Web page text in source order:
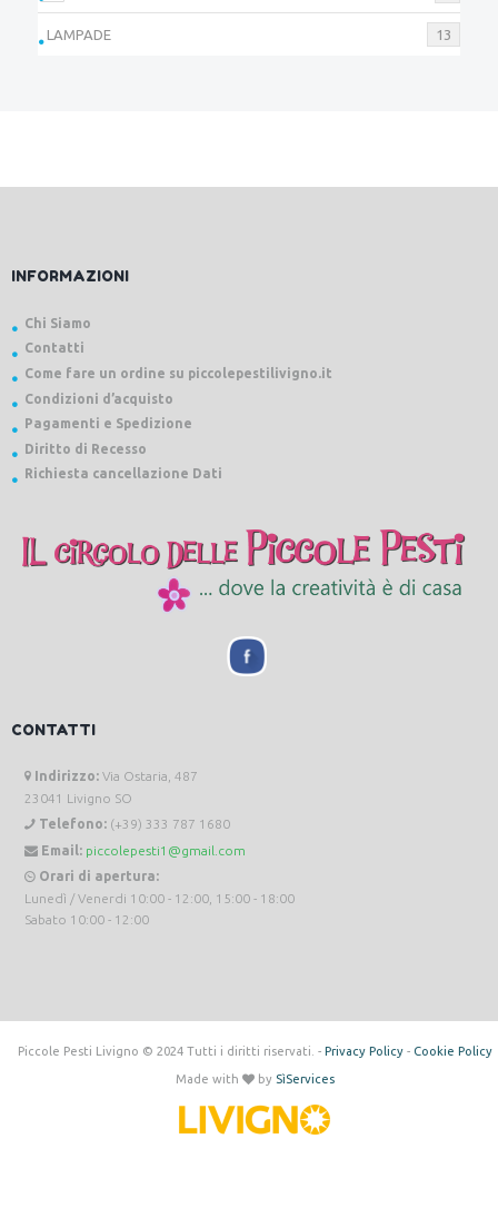
LAMPADE 13
INFORMAZIONI
Chi Siamo
Contatti
Come fare un ordine su piccolepestilivigno.it
Condizioni d’acquisto
Pagamenti e Spedizione
Diritto di Recesso
Richiesta cancellazione Dati
CONTATTI
Indirizzo: Via Ostaria, 487
23041 Livigno SO
Telefono: (+39) 333 787 1680
Email: piccolepesti1@gmail.com
Orari di apertura:
Lunedì / Venerdi 10:00 - 12:00, 15:00 - 18:00
Sabato 10:00 - 12:00
Piccole Pesti Livigno © 2024 Tutti i diritti riservati. - Privacy Policy- Cookie Policy
Made with by SìServices